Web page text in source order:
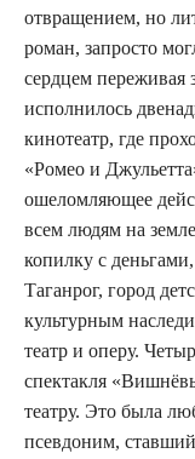
отвращением, но
роман, запросто
сердцем переживая
исполнилось
кинотеатр, где
«Ромео и
ошеломляющее
всем людям на
копилку с
Таганрог, город
культурным
театр и оперу.
спектакля
театру. Это была
псевдоним,